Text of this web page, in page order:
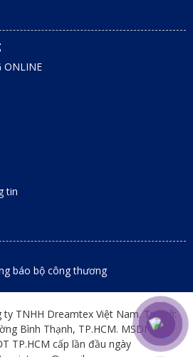
ONLINE
tin
ty TNHH Dreamtex Việt Nam. Trụ sở:
Bình Thạnh, TP.HCM. MSDN:
TP.HCM cấp lần đầu ngày